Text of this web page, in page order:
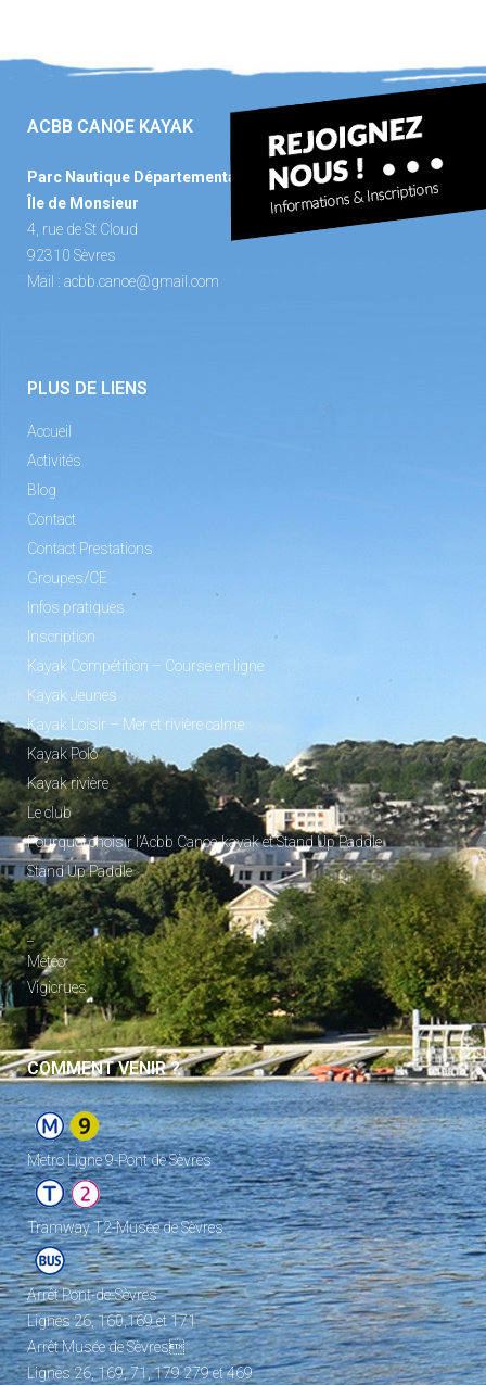
ACBB CANOE KAYAK
Parc Nautique Départemental
Île de Monsieur
4, rue de St Cloud
92310 Sèvres
Mail : acbb.canoe@gmail.com
PLUS DE LIENS
Accueil
Activités
Blog
Contact
Contact Prestations
Groupes/CE
Infos pratiques
Inscription
Kayak Compétition – Course en ligne
Kayak Jeunes
Kayak Loisir – Mer et rivière calme
Kayak Polo
Kayak rivière
Le club
Pourquoi choisir l’Acbb Canoe-kayak et Stand Up Paddle
Stand Up Paddle
_
Météo
Vigicrues
COMMENT VENIR ?
Metro Ligne 9-Pont de Sèvres
Tramway T2-Musée de Sèvres
Arrêt Pont-de-Sèvres
Lignes 26, 160,169 et 171
Arrêt Musée de Sèvres
Lignes 26, 169, 71, 179 279 et 469